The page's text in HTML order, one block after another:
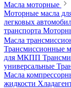
Масла моторные
Моторные масла
легковых
транспорта
Масла
Трансмиссионные
для МКПП
универсальные
Масла
жидкости